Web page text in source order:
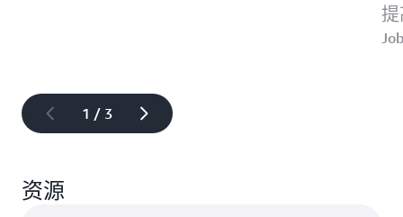
1 / 3
资源